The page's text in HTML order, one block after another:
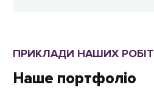
ПРИКЛАДИ НАШИХ РОБІТ
Наше портфоліо